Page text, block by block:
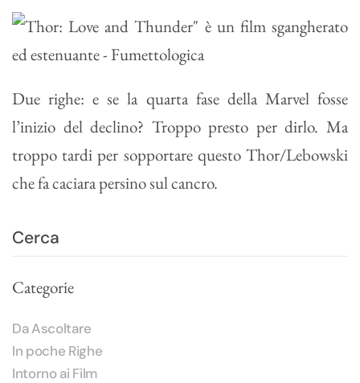
Due righe: e se la quarta fase della Marvel fosse
l’inizio del declino? Troppo presto per dirlo. Ma
troppo tardi per sopportare questo Thor/Lebowski
che fa caciara persino sul cancro.
Categorie
Da Ascoltare
In poche Righe
Intorno ai Film